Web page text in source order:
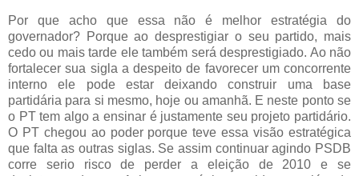
Por que acho que essa não é melhor estratégia do
governador? Porque ao desprestigiar o seu partido, mais
cedo ou mais tarde ele também será desprestigiado. Ao não
fortalecer sua sigla a despeito de favorecer um concorrente
interno ele pode estar deixando construir uma base
partidária para si mesmo, hoje ou amanhã. E neste ponto se
o PT tem algo a ensinar é justamente seu projeto partidário.
O PT chegou ao poder porque teve essa visão estratégica
que falta as outras siglas. Se assim continuar agindo PSDB
corre serio risco de perder a eleição de 2010 e se